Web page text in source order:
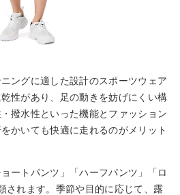
ングに適した設計のスポーツウェア
性があり、足の動きを妨げにくい構
撥水性といった機能とファッション
かいても快適に走れるのがメリット
ートパンツ」「ハーフパンツ」「ロ
されます。季節や目的に応じて、露